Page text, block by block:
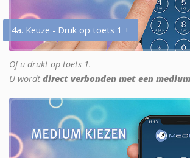
4a. Keuze - Druk op toets 1 +
Of u drukt op toets 1.
U wordt direct verbonden met een medium